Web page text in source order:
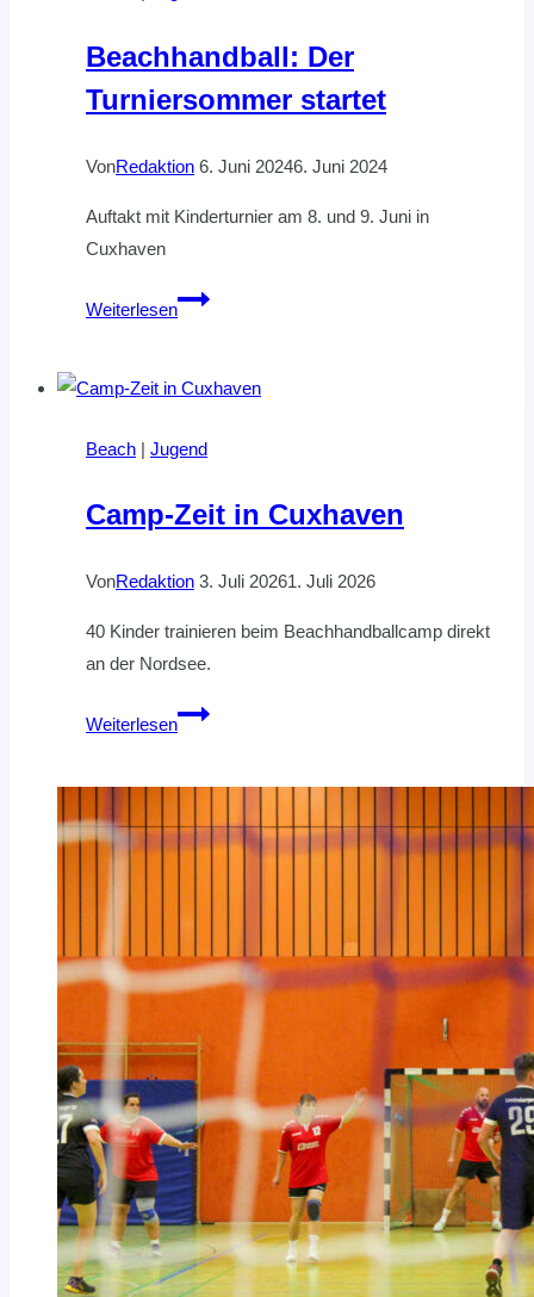
Beachhandball: Der
Turniersommer startet
VonRedaktion 6. Juni 20246. Juni 2024
Auftakt mit Kinderturnier am 8. und 9. Juni in
Cuxhaven
Weiterlesen
Beachhandball:
startet
Beach | Jugend
Camp-Zeit in Cuxhaven
VonRedaktion 3. Juli 20261. Juli 2026
40 Kinder trainieren beim Beachhandballcamp direkt
an der Nordsee.
Weiterlesen
Camp-